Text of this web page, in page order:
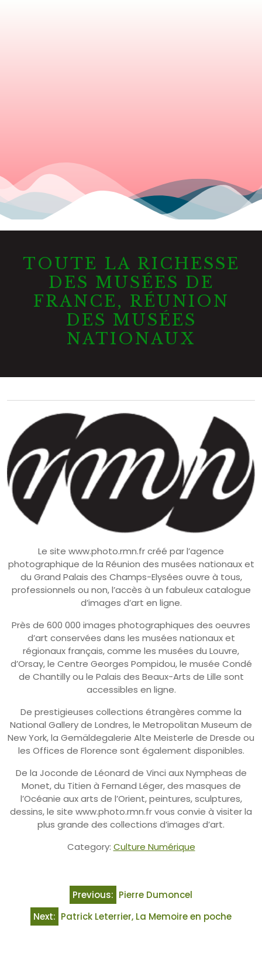
TOUTE LA RICHESSE
DES MUSÉES DE
FRANCE, RÉUNION
DES MUSÉES
NATIONAUX
Le site www.photo.rmn.fr créé par l’agence
photographique de la Réunion des musées nationaux et
du Grand Palais des Champs-Elysées ouvre à tous,
professionnels ou non, l’accès à un fabuleux catalogue
d’images d’art en ligne.
Près de 600 000 images photographiques des oeuvres
d’art conservées dans les musées nationaux et
régionaux français, comme les musées du Louvre,
d’Orsay, le Centre Georges Pompidou, le musée Condé
de Chantilly ou le Palais des Beaux-Arts de Lille sont
accessibles en ligne.
De prestigieuses collections étrangères comme la
National Gallery de Londres, le Metropolitan Museum de
New York, la Gemäldegalerie Alte Meisterle de Dresde ou
les Offices de Florence sont également disponibles.
De la Joconde de Léonard de Vinci aux Nympheas de
Monet, du Titien à Fernand Léger, des masques de
l’Océanie aux arts de l’Orient, peintures, sculptures,
dessins, le site www.photo.rmn.fr vous convie à visiter la
plus grande des collections d’images d’art.
Category: Culture Numérique
Previous: Pierre Dumoncel
Next: Patrick Leterrier, La Memoire en poche